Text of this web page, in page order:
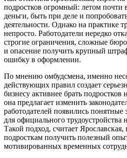
подростков огромный: летом почти
деньги, быть при деле и
деятельности. Однако на практике
непросто. Работодатели нередко
строгие ограничения, сложные
и опасение получить крупный
ошибку в оформлении.
По мнению омбудсмена, именно
действующих правил создает
бизнесу активнее брать подростков
она предлагает изменить
работодателей появились
для официального трудоустройства
Такой подход, считает
подросткам получить полезный
мотивированных временных